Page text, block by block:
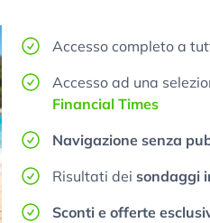
Accesso completo a
Accesso ad una
Financial Times
Navigazione senza
Risultati dei sondaggi
Sconti e offerte